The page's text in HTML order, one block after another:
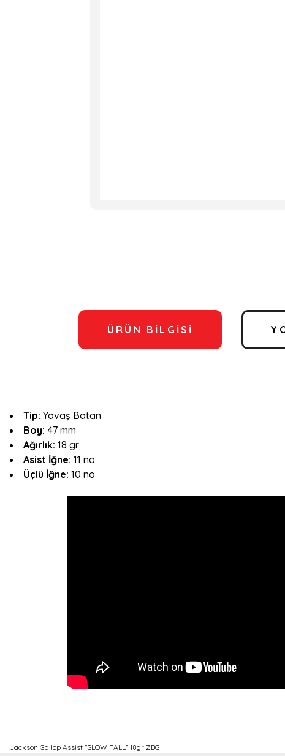
ÜRÜN BILGISI
Tip: Yavaş Batan
Boy: 47 mm
Ağırlık: 18 gr
Asist İğne: 11 no
Üçlü İğne: 10 no
Jackson Gallop Assist ''SLOW FALL'' 18gr ZBG